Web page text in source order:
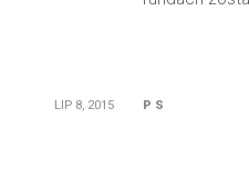
LIP 8, 2015 P S